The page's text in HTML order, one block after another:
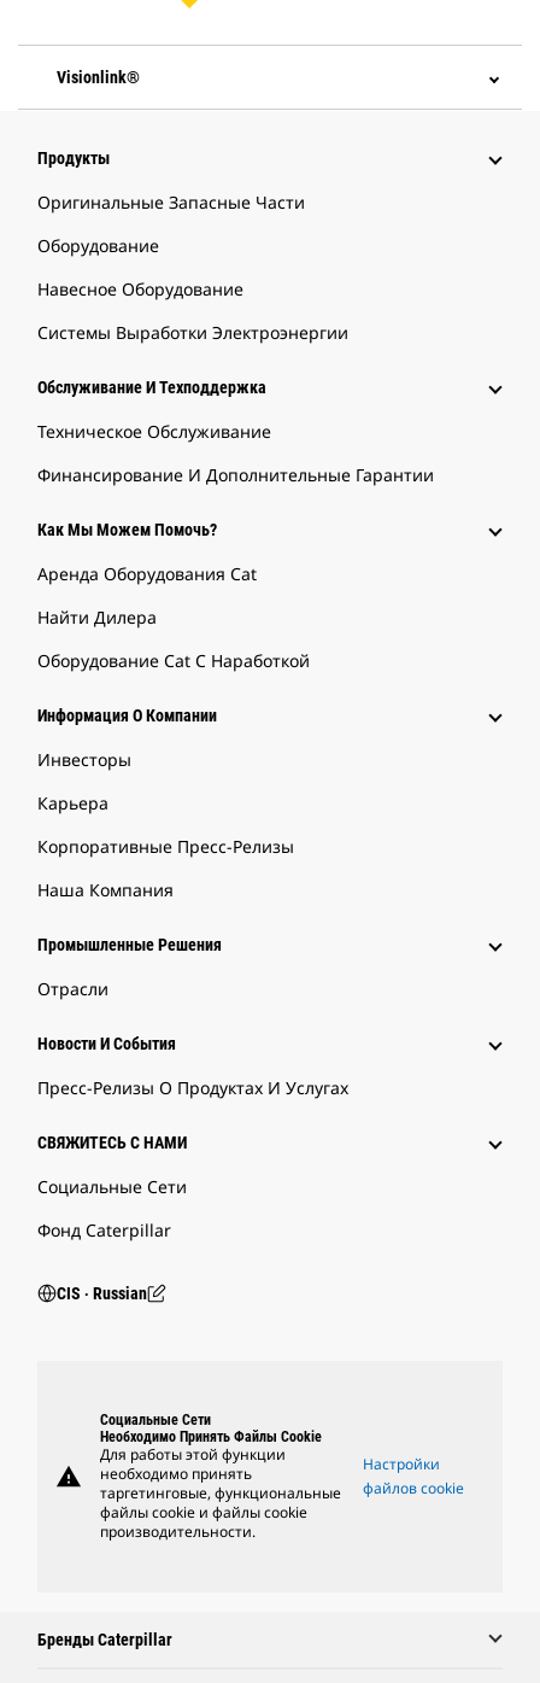
Visionlink®
Продукты
Оригинальные Запасные Части
Оборудование
Навесное Оборудование
Системы Выработки Электроэнергии
Обслуживание И Техподдержка
Техническое Обслуживание
Финансирование И Дополнительные Гарантии
Как Мы Можем Помочь?
Аренда Оборудования Cat
Найти Дилера
Оборудование Cat С Наработкой
Информация О Компании
Инвесторы
Карьера
Корпоративные Пресс-Релизы
Наша Компания
Промышленные Решения
Отрасли
Новости И События
Пресс-Релизы О Продуктах И Услугах
СВЯЖИТЕСЬ С НАМИ
Социальные Сети
Фонд Caterpillar
CIS ‧ Russian
warning
Социальные Сети
Необходимо Принять Файлы Cookie
Для работы этой функции
необходимо принять
таргетинговые, функциональные
файлы cookie и файлы cookie
производительности.
Настройки
файлов cookie
Бренды Caterpillar